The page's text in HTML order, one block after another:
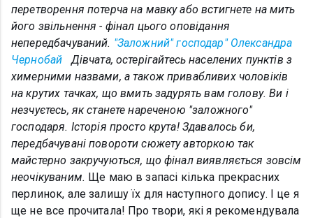
перетворення потерча на мавку або встигнете на мить
його звільнення - фінал цього оповідання
непередбачуваний. "Заложний" господар" Олександра
Чернобай Дівчата, остерігайтесь населених пунктів з
химерними назвами, а також привабливих чоловіків
на крутих тачках, що вмить задурять вам голову. Ви і
незчуєтесь, як станете нареченою "заложного"
господаря. Історія просто крута! Здавалось би,
передбачувані повороти сюжету авторкою так
майстерно закручуються, що фінал виявляється зовсім
неочікуваним. Ще маю в запасі кілька прекрасних
перлинок, але залишу їх для наступного допису. І це я
ще не все прочитала! Про твори, які я рекомендувала